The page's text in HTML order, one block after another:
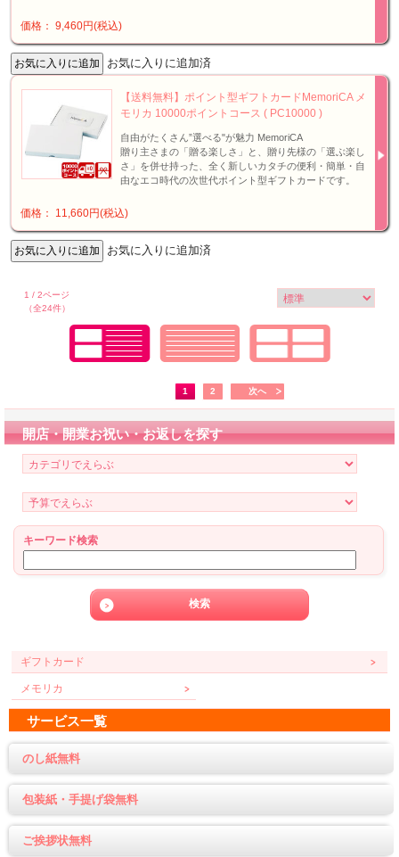
価格： 9,460円(税込)
お気に入りに追加済
【送料無料】ポイント型ギフトカードMemoriCA メ
モリカ 10000ポイントコース ( PC10000 )
自由がたくさん”選べる"が魅力 MemoriCA
贈り主さまの「贈る楽しさ」と、贈り先様の「選ぶ楽し
さ」を併せ持った、全く新しいカタチの便利・簡単・自
由なエコ時代の次世代ポイント型ギフトカードです。
価格： 11,660円(税込)
お気に入りに追加済
1 / 2ページ
（全24件）
1 2 次へ
開店・開業お祝い・お返しを探す
キーワード検索
ギフトカード
メモリカ
サービス一覧
のし紙無料
包装紙・手提げ袋無料
ご挨拶状無料